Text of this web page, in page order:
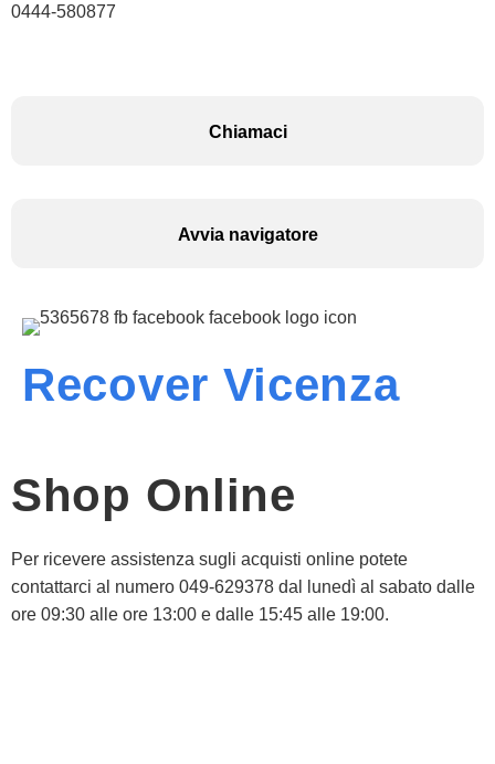
0444-580877
Chiamaci
Avvia navigatore
Recover Vicenza
Shop Online
Per ricevere assistenza sugli acquisti online potete
contattarci al numero 049-629378 dal lunedì al sabato dalle
ore 09:30 alle ore 13:00 e dalle 15:45 alle 19:00.